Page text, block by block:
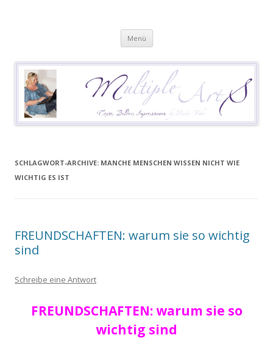
Menü Springe
Inhalt
SCHLAGWORT-ARCHIVE: MANCHE MENSCHEN WISSEN NICHT WIE
WICHTIG ES IST
FREUNDSCHAFTEN: warum sie so wichtig
sind
Schreibe eine Antwort
FREUNDSCHAFTEN: warum sie so
wichtig sind